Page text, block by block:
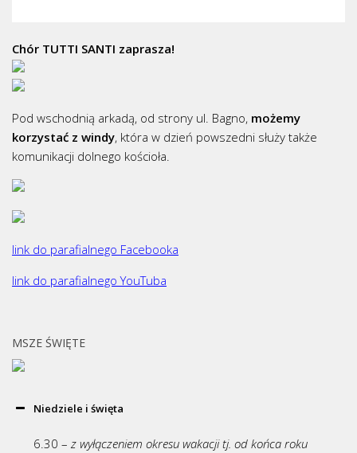
Chór TUTTI SANTI zaprasza!
Pod wschodnią arkadą, od strony ul. Bagno, możemy
korzystać z windy, która w dzień powszedni służy także
komunikacji dolnego kościoła.
link do parafialnego Facebooka
link do parafialnego YouTuba
MSZE ŚWIĘTE
Niedziele i święta
6.30 – z wyłączeniem okresu wakacji tj. od końca roku